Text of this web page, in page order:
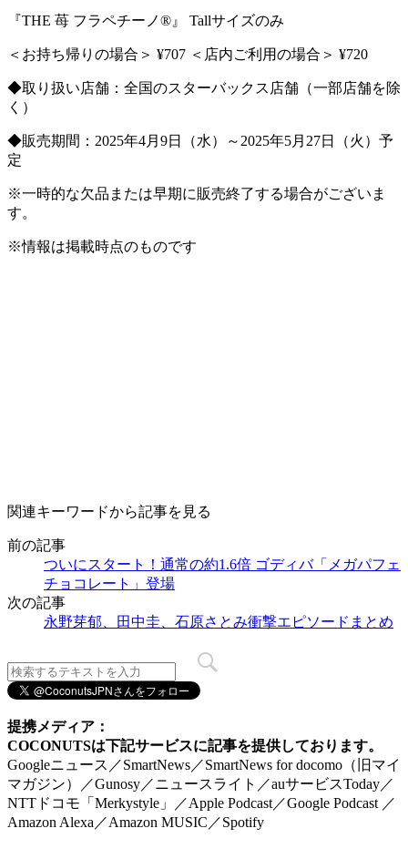
『THE 苺 フラペチーノ®』 Tallサイズのみ
＜お持ち帰りの場合＞ ¥707 ＜店内ご利用の場合＞ ¥720
◆取り扱い店舗：全国のスターバックス店舗（一部店舗を除
く）
◆販売期間：2025年4月9日（水）～2025年5月27日（火）予
定
※一時的な欠品または早期に販売終了する場合がございま
す。
※情報は掲載時点のものです
関連キーワードから記事を見る
前の記事
ついにスタート！通常の約1.6倍 ゴディバ「メガパフェ
チョコレート」登場
次の記事
永野芽郁、田中圭、石原さとみ衝撃エピソードまとめ
提携メディア：
COCONUTSは下記サービスに記事を提供しております。
Googleニュース／SmartNews／SmartNews for docomo（旧マイ
マガジン）／Gunosy／ニュースライト／auサービスToday／
NTTドコモ「Merkystyle」／Apple Podcast／Google Podcast ／
Amazon Alexa／Amazon MUSIC／Spotify